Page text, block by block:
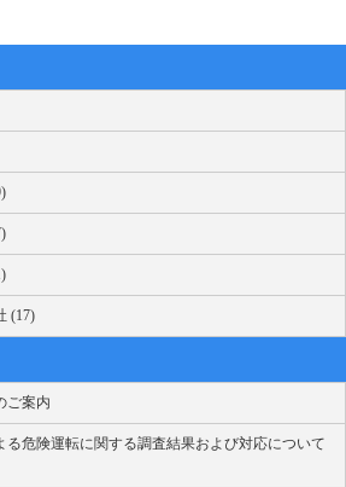
(17)
ご案内
る危険運転に関する調査結果および対応について